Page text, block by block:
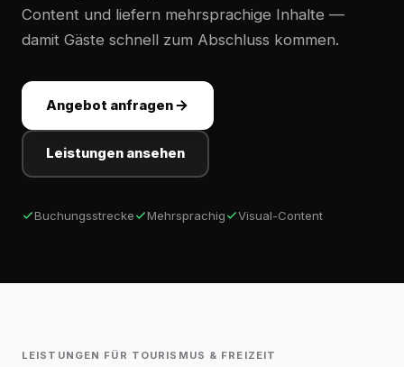
Content und liefern mehrsprachige Inhalte —
damit Gäste schnell zum Abschluss kommen.
Angebot anfragen
Leistungen ansehen
Buchungsstrecke Mehrsprachig Visual-Content
LEISTUNGEN FÜR TOURISMUS & FREIZEIT